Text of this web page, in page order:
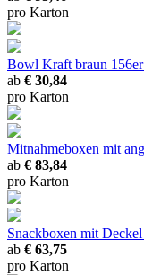
pro Karton
Bowl Kraft braun 156er
ab € 30,84
pro Karton
Mitnahmeboxen mit
ab € 83,84
pro Karton
Snackboxen mit
ab € 63,75
pro Karton